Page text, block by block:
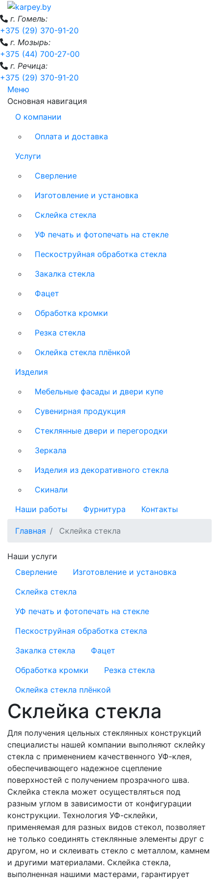
г. Гомель:
+375 (29) 370-91-20
г. Мозырь:
+375 (44) 700-27-00
г. Речица:
+375 (29) 370-91-20
Меню
Основная навигация
О компании
Оплата и доставка
Услуги
Сверление
Изготовление и установка
Склейка стекла
УФ печать и фотопечать на стекле
Пескоструйная обработка стекла
Закалка стекла
Фацет
Обработка кромки
Резка стекла
Оклейка стекла плёнкой
Изделия
Мебельные фасады и двери купе
Сувенирная продукция
Стеклянные двери и перегородки
Зеркала
Изделия из декоративного стекла
Скинали
Наши работы
Фурнитура Контакты
Главная Склейка стекла
Склейка стекла
Для получения цельных стеклянных конструкций
специалисты нашей компании выполняют склейку
стекла с применением качественного УФ-клея,
обеспечивающего надежное сцепление
поверхностей с получением прозрачного шва.
Склейка стекла может осуществляться под
разным углом в зависимости от конфигурации
конструкции. Технология УФ-склейки,
применяемая для разных видов стекол, позволяет
не только соединять стеклянные элементы друг с
другом, но и склеивать стекло с металлом, камнем
и другими материалами. Склейка стекла,
выполненная нашими мастерами, гарантирует
Наши услуги
Сверление
Изготовление и установка
Склейка стекла
УФ печать и фотопечать на стекле
Пескоструйная обработка стекла
Закалка стекла
Фацет
Обработка кромки
Резка стекла
Оклейка стекла плёнкой